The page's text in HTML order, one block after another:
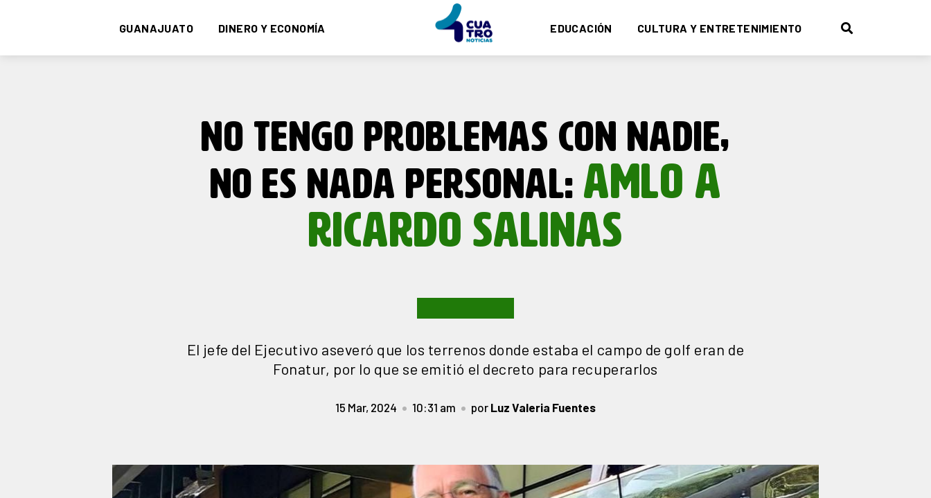
GUANAJUATO DINERO Y ECONOMÍA EDUCACIÓN CULTURA Y ENTRETENIMIENTO
NO TENGO PROBLEMAS CON NADIE,
NO ES NADA PERSONAL: AMLO A
RICARDO SALINAS
El jefe del Ejecutivo aseveró que los terrenos donde estaba el campo de golf eran de
Fonatur, por lo que se emitió el decreto para recuperarlos
15 Mar, 2024 10:31 am por Luz Valeria Fuentes